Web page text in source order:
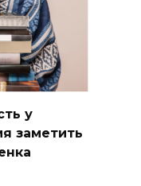
у
заметить